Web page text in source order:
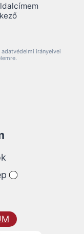
adatvédelmi irányelvei